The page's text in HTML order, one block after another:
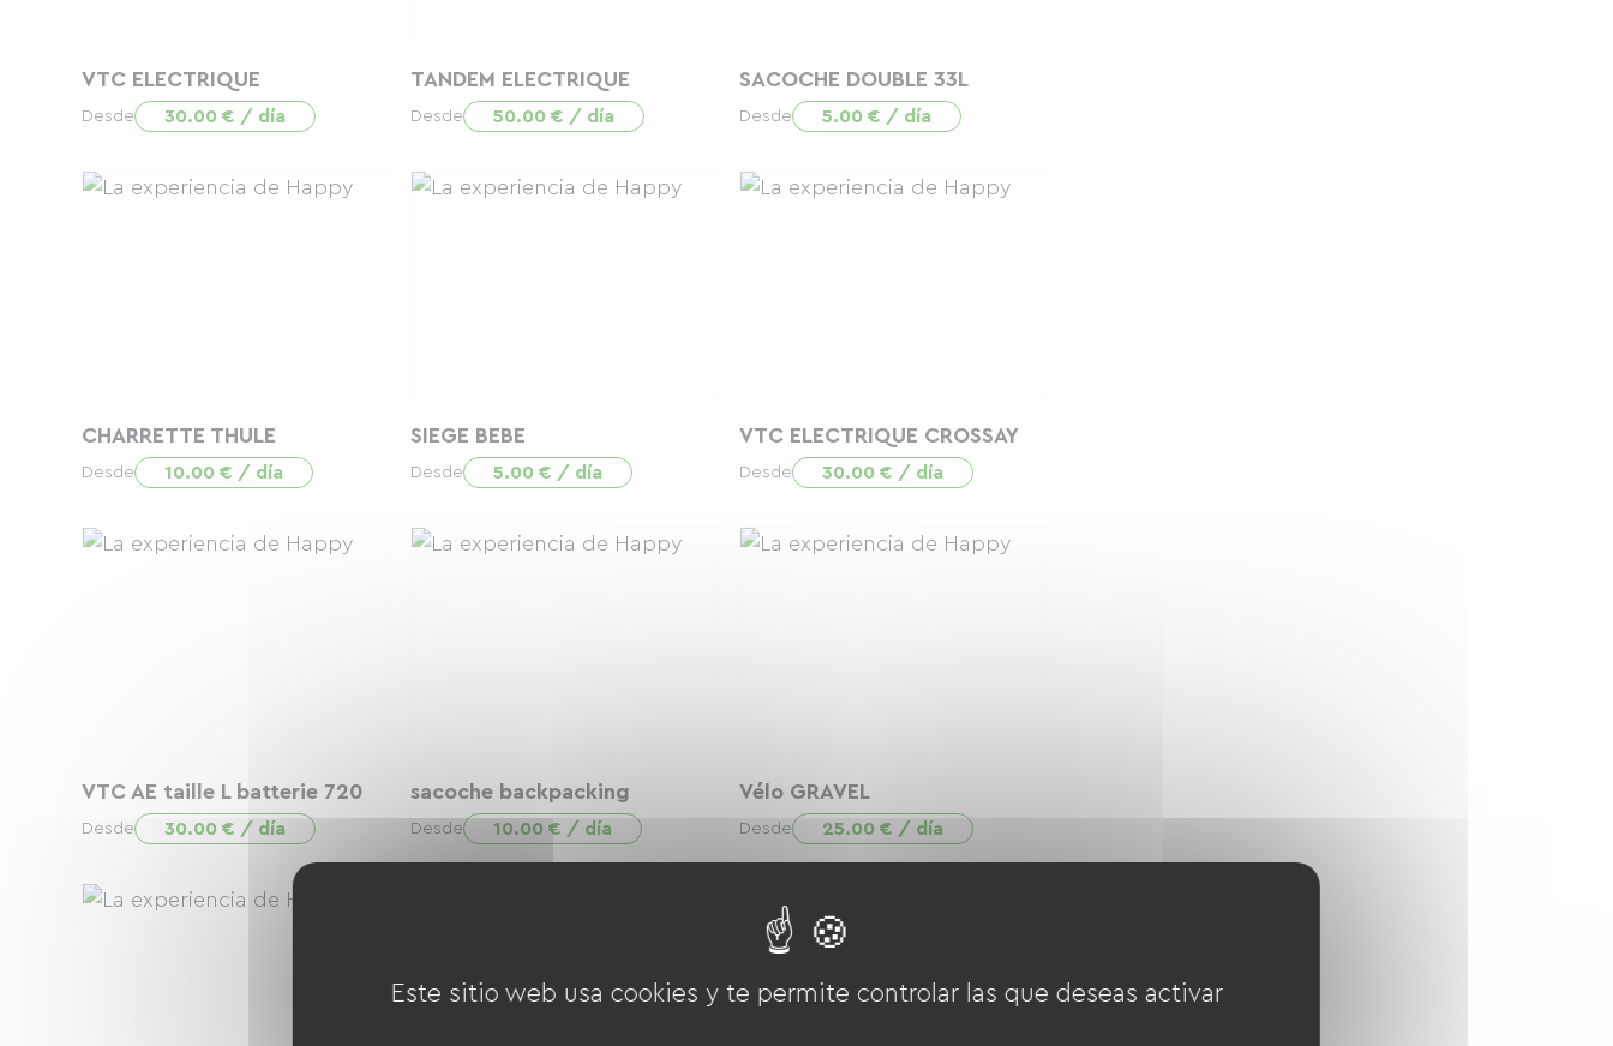
VTC ELECTRIQUE
Desde 30.00 € / día
TANDEM ELECTRIQUE
Desde 50.00 € / día
SACOCHE DOUBLE 33L
Desde 5.00 € / día
CHARRETTE THULE
Desde 10.00 € / día
SIEGE BEBE
Desde 5.00 € / día
VTC ELECTRIQUE CROSSAY
Desde 30.00 € / día
VTC AE taille L batterie 720
Desde 30.00 € / día
sacoche backpacking
Desde 10.00 € / día
Vélo GRAVEL
Desde 25.00 € / día
Este sitio web usa cookies y te permite controlar las que deseas activar